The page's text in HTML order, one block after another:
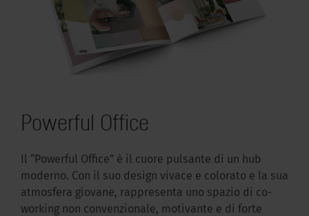
Powerful Office
Il “Powerful Office” è il cuore pulsante di un hub
moderno. Con il suo design vivace e colorato e la sua
atmosfera giovane, rappresenta uno spazio di co-
working non convenzionale, motivante e di forte